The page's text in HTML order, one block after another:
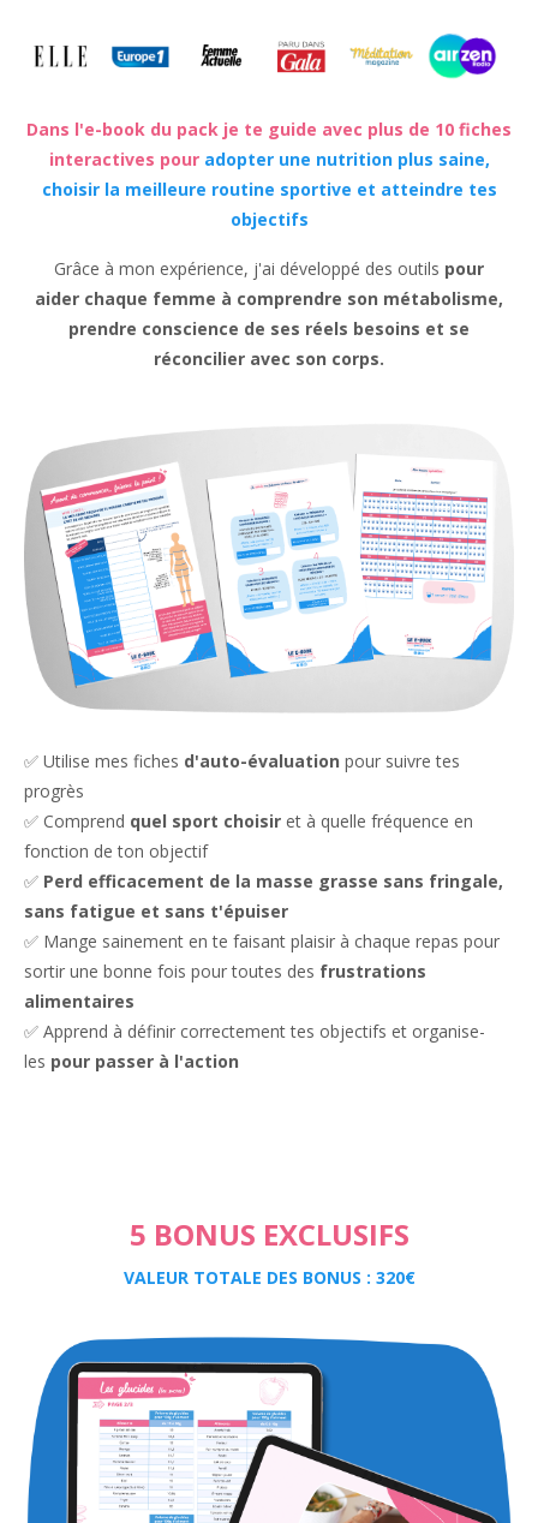
Dans l'e-book du pack je te guide avec plus de 10 fiches
interactives pour adopter une nutrition plus saine,
choisir la meilleure routine sportive et atteindre tes
objectifs
Grâce à mon expérience, j'ai développé des outils pour
aider chaque femme à comprendre son métabolisme,
prendre conscience de ses réels besoins et se
réconcilier avec son corps.
✅ Utilise mes fiches d'auto-évaluation pour suivre tes
progrès
✅ Comprend quel sport choisir et à quelle fréquence en
fonction de ton objectif
✅ Perd efficacement de la masse grasse sans fringale,
sans fatigue et sans t'épuiser
✅ Mange sainement en te faisant plaisir à chaque repas pour
sortir une bonne fois pour toutes des frustrations
alimentaires
✅ Apprend à définir correctement tes objectifs et organise-
les pour passer à l'action
5 BONUS EXCLUSIFS
VALEUR TOTALE DES BONUS : 320€